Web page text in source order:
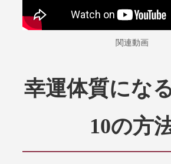
関連動画
幸運体質にな
10の方